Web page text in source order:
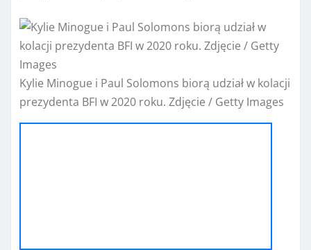
Kylie Minogue i Paul Solomons biorą udział w kolacji
prezydenta BFI w 2020 roku. Zdjęcie / Getty Images